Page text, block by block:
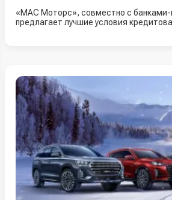
«МАС Моторс», совместно с банками-
предлагает лучшие условия